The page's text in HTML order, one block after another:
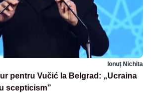
Ionuț Nichita
pentru Vučić la Belgrad: „Ucraina
scepticism”